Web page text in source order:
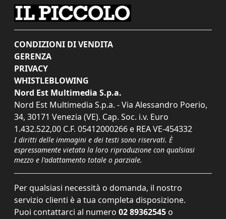
CONDIZIONI DI VENDITA
GERENZA
PRIVACY
WHISTLEBLOWING
Nord Est Multimedia S.p.a.
Nord Est Multimedia S.p.a. - Via Alessandro Poerio,
34, 30171 Venezia (VE). Cap. Soc. i.v. Euro
1.432.522,00 C.F. 05412000266 e REA VE-454332
I diritti delle immagini e dei testi sono riservati. È
espressamente vietata la loro riproduzione con qualsiasi
mezzo e l'adattamento totale o parziale.
Per qualsiasi necessità o domanda, il nostro
servizio clienti è a tua completa disposizione.
Puoi contattarci al numero 02 89362545 o